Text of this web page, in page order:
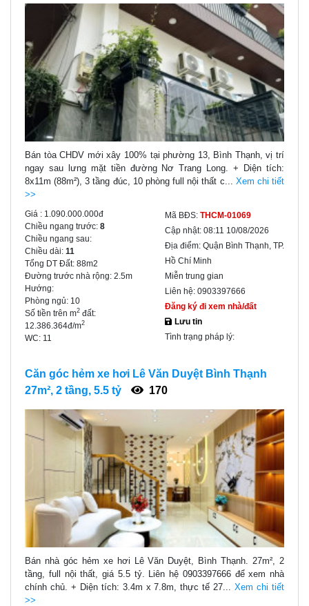
Bán tòa CHDV mới xây 100% tại phường 13, Bình Thạnh, vị trí
ngay sau lưng mặt tiền đường Nơ Trang Long. + Diện tích:
8x11m (88m²), 3 tầng đúc, 10 phòng full nội thất c... Xem chi tiết
>>
Giá : 1.090.000.000đ
Chiều ngang trước: 8
Chiều ngang sau:
Chiều dài: 11
Tổng DT Đất: 88m2
Đường trước nhà rộng: 2.5m
Hướng:
Phòng ngủ: 10
Số tiền trên m2 đất:
12.386.364đ/m2
WC: 11
Mã BĐS: THCM-01069
Cập nhật: 08:11 10/08/2026
Địa điểm: Quận Bình Thạnh, TP.
Hồ Chí Minh
Miễn trung gian
Liên hệ: 0903397666
Đăng ký đi xem nhà/đất
Lưu tin
Tình trạng pháp lý:
Căn góc hẻm xe hơi Lê Văn Duyệt Bình Thạnh
27m², 2 tầng, 5.5 tỷ
170
Bán nhà góc hẻm xe hơi Lê Văn Duyệt, Bình Thạnh. 27m², 2
tầng, full nội thất, giá 5.5 tỷ. Liên hệ 0903397666 để xem nhà
chính chủ. + Diện tích: 3.4m x 7.8m, thực tế 27...Xem chi tiết
>>